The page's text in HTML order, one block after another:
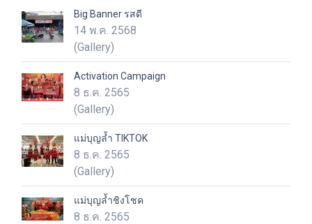
Big Banner รสดี
14 พ.ค. 2568
(Gallery)
Activation Campaign
8 ธ.ค. 2565
(Gallery)
แม่บุญล้ำ TIKTOK
8 ธ.ค. 2565
(Gallery)
แม่บุญล้ำชิงโชค
8 ธ.ค. 2565